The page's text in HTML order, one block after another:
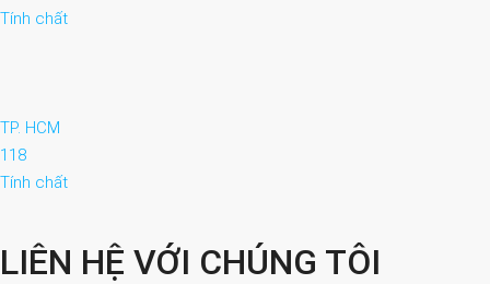
Tính chất
TP. HCM
118
Tính chất
LIÊN HỆ VỚI CHÚNG TÔI